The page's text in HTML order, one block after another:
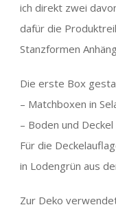
ich direkt zwei
dafür die
Stanzformen
Die erste Box
– Matchboxen in
– Boden und
Für die
in Lodengrün aus
Zur Deko